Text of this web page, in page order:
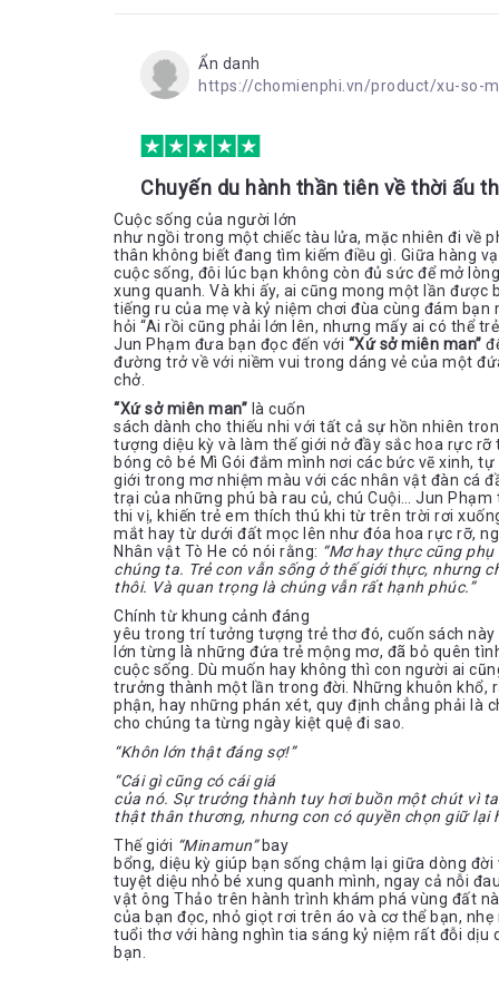
Ẩn danh
https://chomienphi.vn/product/xu-so-
Chuyến du hành thần tiên về thời ấu
Cuộc sống của người lớn
như ngồi trong một chiếc tàu lửa, mặc nhiên đi về
thân không biết đang tìm kiếm điều gì. Giữa hàng
cuộc sống, đôi lúc bạn không còn đủ sức để mở
xung quanh. Và khi ấy, ai cũng mong một lần được
tiếng ru của mẹ và kỷ niệm chơi đùa cùng đám
hỏi “Ai rồi cũng phải lớn lên, nhưng mấy ai có thể
Jun Phạm đưa bạn đọc đến với “Xứ sở miên man”
đường trở về với niềm vui trong dáng vẻ của một
chở.
“Xứ sở miên man” là cuốn
sách dành cho thiếu nhi với tất cả sự hồn nhiên
tượng diệu kỳ và làm thế giới nở đầy sắc hoa rực
bóng cô bé Mì Gói đắm mình nơi các bức vẽ xinh,
giới trong mơ nhiệm màu với các nhân vật đàn cá
trại của những phú bà rau củ, chú Cuội… Jun
thi vị, khiến trẻ em thích thú khi từ trên trời rơi
mắt hay từ dưới đất mọc lên như đóa hoa rực rỡ,
Nhân vật Tò He có nói rằng: “Mơ hay thực cũng
chúng ta. Trẻ con vẫn sống ở thế giới thực, nhưng
thôi. Và quan trọng là chúng vẫn rất hạnh phúc.”
Chính từ khung cảnh đáng
yêu trong trí tưởng tượng trẻ thơ đó, cuốn sách
lớn từng là những đứa trẻ mộng mơ, đã bỏ quên
cuộc sống. Dù muốn hay không thì con người ai
trưởng thành một lần trong đời. Những khuôn khổ,
phận, hay những phán xét, quy định chẳng phải là
cho chúng ta từng ngày kiệt quệ đi sao.
“Khôn lớn thật đáng sợ!”
“Cái gì cũng có cái giá
của nó. Sự trưởng thành tuy hơi buồn một chút vì
thật thân thương, nhưng con có quyền chọn giữ lại
Thế giới “Minamun”bay
bổng, diệu kỳ giúp bạn sống chậm lại giữa dòng
tuyệt diệu nhỏ bé xung quanh mình, ngay cả nỗi
vật ông Thảo trên hành trình khám phá vùng đất
của bạn đọc, nhỏ giọt rơi trên áo và cơ thể bạn,
tuổi thơ với hàng nghìn tia sáng kỷ niệm rất đỗi dịu
bạn.